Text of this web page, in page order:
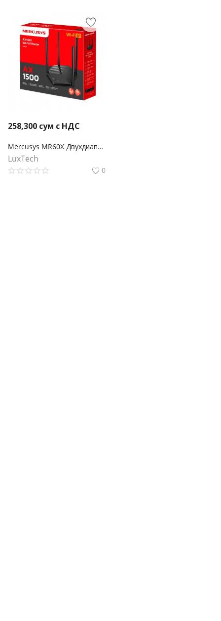
258,300 сум с НДС
Mercusys MR60X Двухдиапазонный Wi‑Fi роутер AX1500
LuxTech
0